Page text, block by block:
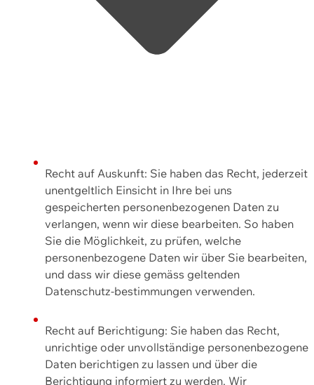
Recht auf Auskunft: Sie haben das Recht, jederzeit
unentgeltlich Einsicht in Ihre bei uns
gespeicherten personenbezogenen Daten zu
verlangen, wenn wir diese bearbeiten. So haben
Sie die Möglichkeit, zu prüfen, welche
personenbezogene Daten wir über Sie bearbeiten,
und dass wir diese gemäss geltenden
Datenschutz-bestimmungen verwenden.
Recht auf Berichtigung: Sie haben das Recht,
unrichtige oder unvollständige personenbezogene
Daten berichtigen zu lassen und über die
Berichtigung informiert zu werden. Wir